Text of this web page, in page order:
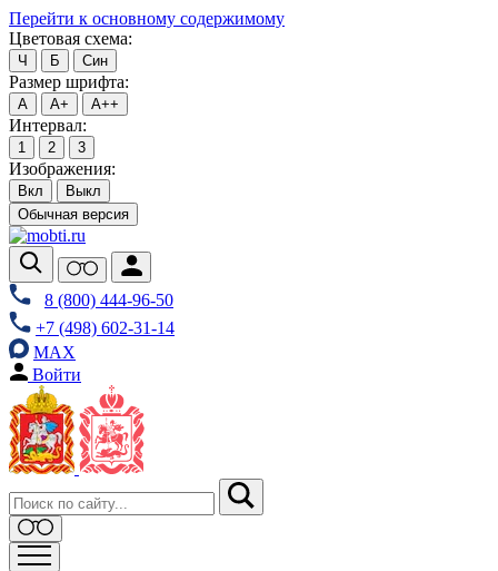
Перейти к основному содержимому
Цветовая схема:
Ч Б Син
Размер шрифта:
А А+ А++
Интервал:
1 2 3
Изображения:
Вкл
Выкл
Обычная версия
8 (800) 444-96-50
+7 (498) 602-31-14
MAX
Войти